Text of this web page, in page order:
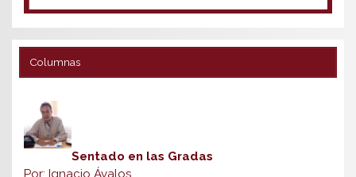
Columnas
Sentado en las Gradas
Por: Ignacio Ávalos